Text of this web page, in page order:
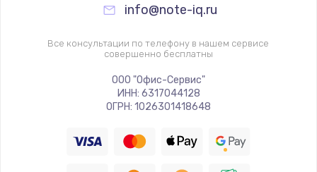
info@note-iq.ru
Все консультации по телефону в нашем сервисе
совершенно бесплатны
ООО "Офис-Сервис"
ИНН: 6317044128
ОГРН: 1026301418648